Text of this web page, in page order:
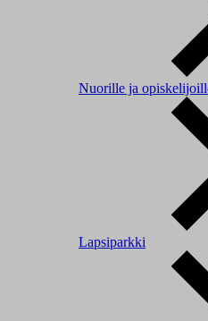
Nuorille ja
Lapsiparkki